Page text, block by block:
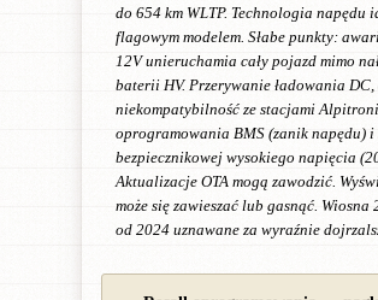
do 654 km WLTP. Technologia napędu
flagowym modelem. Słabe punkty:
12V unieruchamia cały pojazd mimo
baterii HV. Przerywanie ładowania DC,
niekompatybilność ze stacjami
oprogramowania BMS (zanik napędu)
bezpiecznikowej wysokiego napięcia
Aktualizacje OTA mogą zawodzić.
może się zawieszać lub gasnąć.
od 2024 uznawane za wyraźnie